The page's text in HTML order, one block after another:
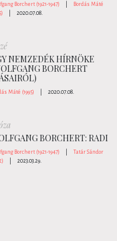
Borchert (1921-1947)
Bordás Máté
2020.07.08.
NEMZEDÉK HÍRNÖKE
BORCHERT
Máté (1995) 2020.07.08.
BORCHERT: RADI
Borchert (1921-1947)
Tatár Sándor
2023.03.29.